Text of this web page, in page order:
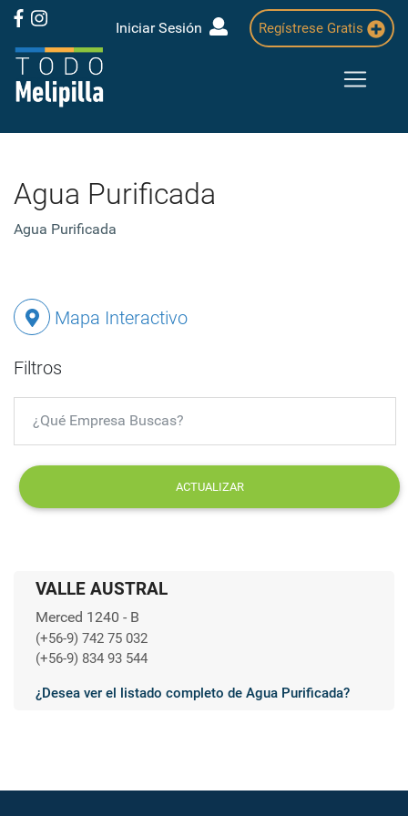
Iniciar Sesión Regístrese Gratis
Agua Purificada
Agua Purificada
Mapa Interactivo
Filtros
ACTUALIZAR
VALLE AUSTRAL
Merced 1240 - B
(+56-9) 742 75 032
(+56-9) 834 93 544
¿Desea ver el listado completo de Agua Purificada?